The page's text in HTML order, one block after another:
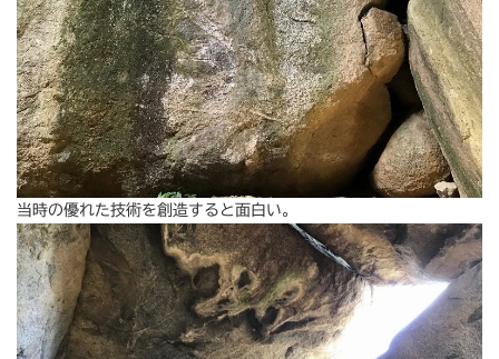
当時の優れた技術を創造すると面白い。